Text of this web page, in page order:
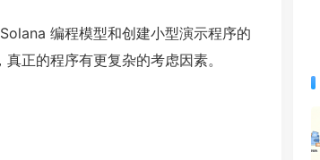
编程模型和创建小型演示程序的
正的程序有更复杂的考虑因素。